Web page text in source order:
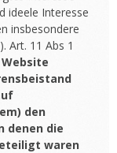
ideele Interesse
insbesondere
Art. 11 Abs 1
den
denen die
waren